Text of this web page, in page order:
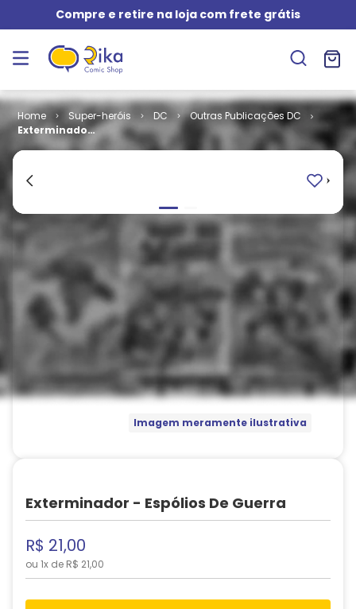
Compre e retire na loja com frete grátis
Super-heróis DC
Outras Publicações DC
Exterminador
- Espólios de
Imagem meramente ilustrativa
Exterminador - Espólios De Guerra
R$ 21,00
ou 1x de R$ 21,00